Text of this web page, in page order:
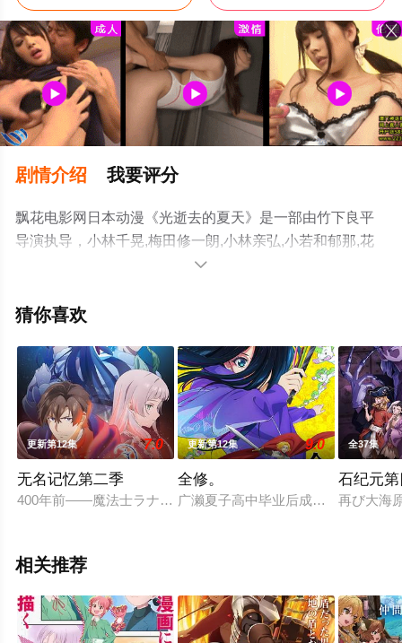
剧情介绍 我要评分
飘花电影网日本动漫《光逝去的夏天》是一部由竹下良平
导演执导，小林千晃,梅田修一朗,小林亲弘,小若和郁那,花
守由美里,中岛良树,若山诗音等演员精彩演绎的日本动漫，
院，更多相关信息可移步至豆瓣动漫、电视猫或剧情网等

猜你喜欢
更新第12集 7.0
无名记忆第二季
400年前――魔法士ラナクの裏切りにより魔力を暴走させ、魔
更新第12集 9.0
全修。
广濑夏子高中毕业后成为了一名原画
全37集
石纪元
再び大海
相关推荐